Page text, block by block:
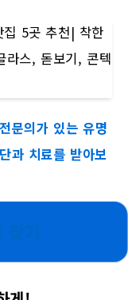
문의가 있는 유명
과 치료를 받아보